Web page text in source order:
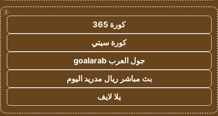
!
كورة 365
كورة سيتي
جول العرب goalarab
بث مباشر ريال مدريد اليوم
يلا لايف